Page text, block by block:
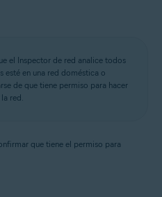
el Inspector de red analice todos
esté en una red doméstica o
de que tiene permiso para hacer
red.
que tiene el permiso para